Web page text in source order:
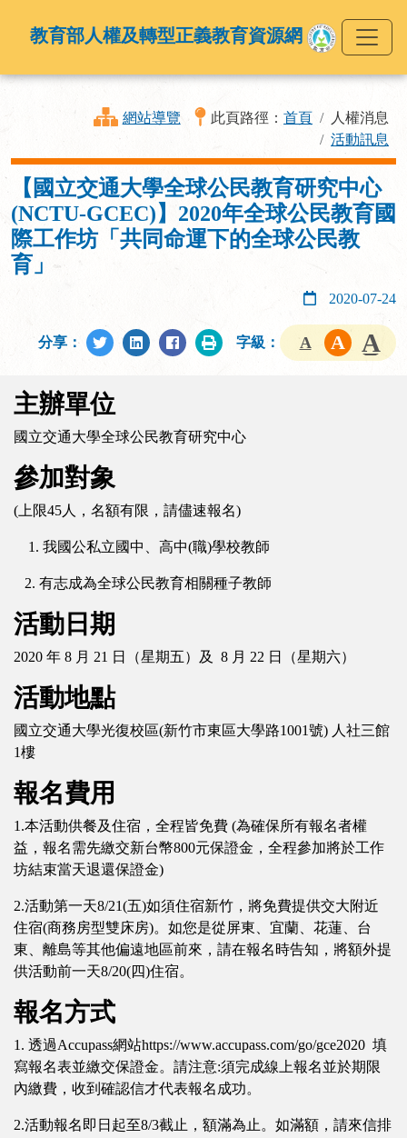
教育部人權及轉型正義教育資源網
網站導覽 此頁路徑： 首頁
人權消息
活動訊息
【國立交通大學全球公民教育研究中心
(NCTU-GCEC)】2020年全球公民教育國
際工作坊「共同命運下的全球公民教
育」
2020-07-24
分享： 字級：
主辦單位
國立交通大學全球公民教育研究中心
參加對象
(上限45人，名額有限，請儘速報名)
1. 我國公私立國中、高中(職)學校教師
2. 有志成為全球公民教育相關種子教師
活動日期
2020 年 8 月 21 日（星期五）及 8 月 22 日（星期六）
活動地點
國立交通大學光復校區(新竹市東區大學路1001號) 人社三館
1樓
報名費用
1.本活動供餐及住宿，全程皆免費 (為確保所有報名者權
益，報名需先繳交新台幣800元保證金，全程參加將於工作
坊結束當天退還保證金)
2.活動第一天8/21(五)如須住宿新竹，將免費提供交大附近
住宿(商務房型雙床房)。如您是從屏東、宜蘭、花蓮、台
東、離島等其他偏遠地區前來，請在報名時告知，將額外提
供活動前一天8/20(四)住宿。
報名方式
1. 透過Accupass網站https://www.accupass.com/go/gce2020 填
寫報名表並繳交保證金。請注意:須完成線上報名並於期限
內繳費，收到確認信才代表報名成功。
2.活動報名即日起至8/3截止，額滿為止。如滿額，請來信排